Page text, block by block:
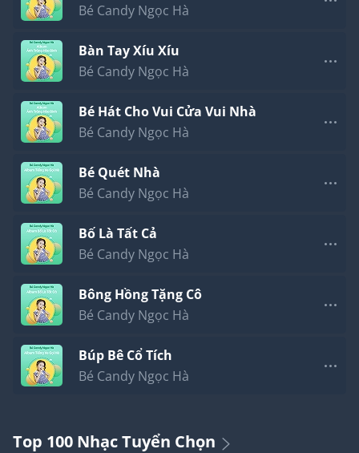
Bé Candy Ngọc Hà
Bàn Tay Xíu Xíu
Bé Candy Ngọc Hà
Bé Hát Cho Vui Cửa Vui Nhà
Bé Candy Ngọc Hà
Bé Quét Nhà
Bé Candy Ngọc Hà
Bố Là Tất Cả
Bé Candy Ngọc Hà
Bông Hồng Tặng Cô
Bé Candy Ngọc Hà
Búp Bê Cổ Tích
Bé Candy Ngọc Hà
Top 100 Nhạc Tuyển Chọn